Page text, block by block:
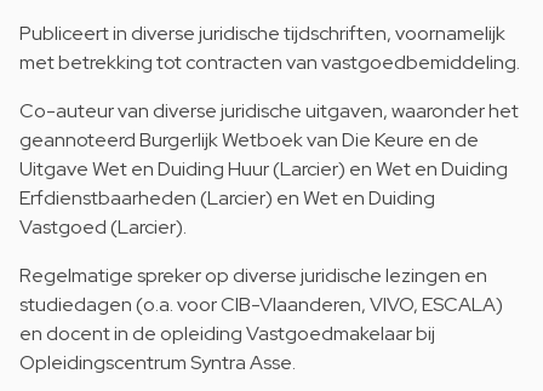
Publiceert in diverse juridische tijdschriften, voornamelijk
met betrekking tot contracten van vastgoedbemiddeling.
Co-auteur van diverse juridische uitgaven, waaronder het
geannoteerd Burgerlijk Wetboek van Die Keure en de
Uitgave Wet en Duiding Huur (Larcier) en Wet en Duiding
Erfdienstbaarheden (Larcier) en Wet en Duiding
Vastgoed (Larcier).
Regelmatige spreker op diverse juridische lezingen en
studiedagen (o.a. voor CIB-Vlaanderen, VIVO, ESCALA)
en docent in de opleiding Vastgoedmakelaar bij
Opleidingscentrum Syntra Asse.